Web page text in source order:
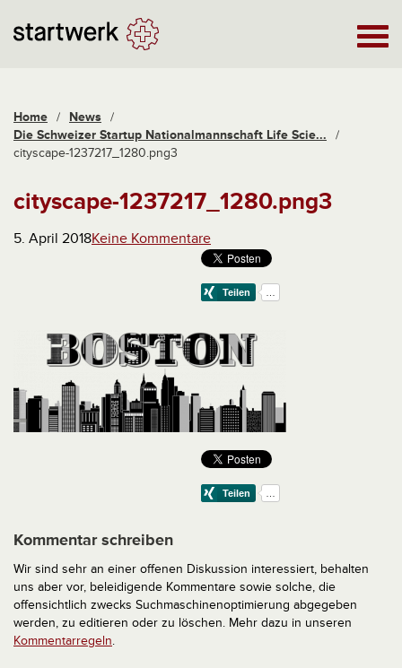
Home / News /
Die Schweizer Startup Nationalmannschaft Life Scie...
/
cityscape-1237217_1280.png3
cityscape-1237217_1280.png3
5. April 2018Keine Kommentare
Kommentar schreiben
Wir sind sehr an einer offenen Diskussion interessiert, behalten
uns aber vor, beleidigende Kommentare sowie solche, die
offensichtlich zwecks Suchmaschinenoptimierung abgegeben
werden, zu editieren oder zu löschen. Mehr dazu in unseren
Kommentarregeln.